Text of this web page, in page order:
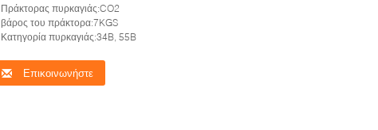
Πράκτορας πυρκαγιάς:CO2
βάρος του πράκτορα:7KGS
Κατηγορία πυρκαγιάς:34B, 55B
Επικοινωνήστε